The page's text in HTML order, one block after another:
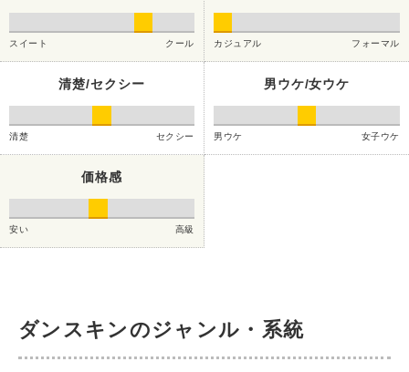
スイート クール カジュアル フォーマル
清楚/セクシー
清楚 セクシー
男ウケ/女ウケ
男ウケ 女子ウケ
価格感
安い 高級
ダンスキンのジャンル・系統